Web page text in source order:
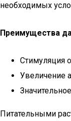
необходимых
Преимущества
Стимуляция
Увеличение
Питательными